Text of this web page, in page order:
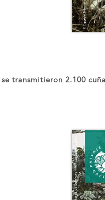
se transmitieron 2.100